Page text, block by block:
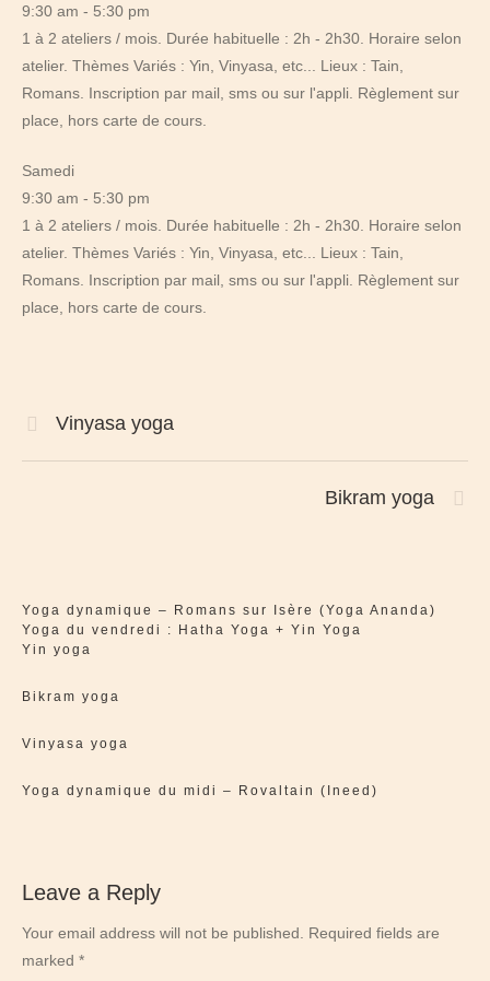
9:30 am - 5:30 pm
1 à 2 ateliers / mois. Durée habituelle : 2h - 2h30. Horaire selon
atelier. Thèmes Variés : Yin, Vinyasa, etc... Lieux : Tain,
Romans. Inscription par mail, sms ou sur l'appli. Règlement sur
place, hors carte de cours.
Samedi
9:30 am - 5:30 pm
1 à 2 ateliers / mois. Durée habituelle : 2h - 2h30. Horaire selon
atelier. Thèmes Variés : Yin, Vinyasa, etc... Lieux : Tain,
Romans. Inscription par mail, sms ou sur l'appli. Règlement sur
place, hors carte de cours.
Vinyasa yoga
Bikram yoga
Yoga dynamique – Romans sur Isère (Yoga Ananda)
Yoga du vendredi : Hatha Yoga + Yin Yoga
Yin yoga
Bikram yoga
Vinyasa yoga
Yoga dynamique du midi – Rovaltain (Ineed)
Leave a Reply
Your email address will not be published.
Required fields are
marked *